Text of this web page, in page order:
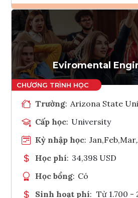
Ghi danh
Tham
Eviromental
Trường: Arizona State
Cấp học: University
Kỳ nhập học:
Học phí: 34,398 USD
Học bổng: Có
Sinh hoạt phí: Từ 1.700 -